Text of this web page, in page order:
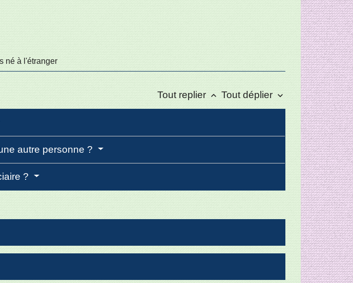
né à l'étranger
Tout replier keyboard_arrow_up Tout déplier keyboard_arrow_down
autre personne ?
?